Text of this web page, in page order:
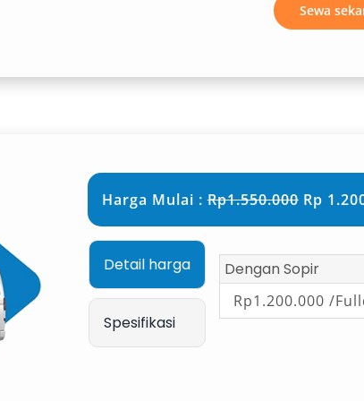
Sewa
Harga Mulai :Rp1.550.000Rp
Detail harga
Spesifikasi
Dengan Sopir
Rp1.200.000 /